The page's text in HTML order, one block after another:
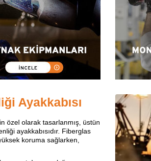
Ayakkabısı
özel olarak tasarlanmış, üstün
ayakkabısıdır. Fiberglas
koruma sağlarken,